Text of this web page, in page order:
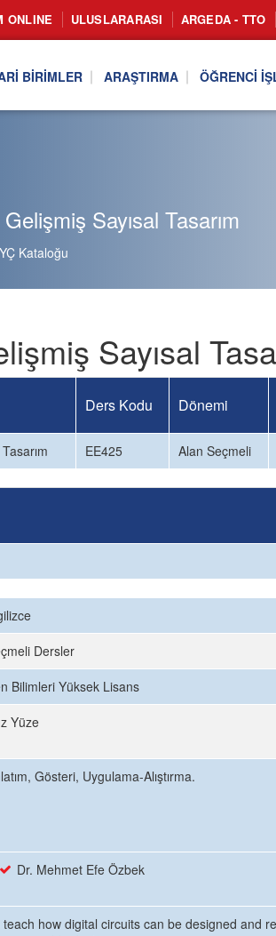
ONLINE ULUSLARARASI ARGEDA - TTO
BIRIMLER ARAŞTIRMA ÖĞRENCI
Sayısal Tasarım
Kataloğu
Sayısal
Ders Kodu Dönemi
EE425 Alan Seçmeli
Dersler
Bilimleri Yüksek Lisans
Yüze
Gösteri, Uygulama-Alıştırma.
Dr. Mehmet Efe Özbek
teach how digital circuits can be designed and